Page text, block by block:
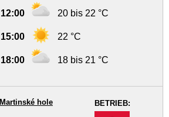
12:00 20 bis 22 °C
15:00 22 °C
18:00 18 bis 21 °C
BETRIEB:
Martinské hole